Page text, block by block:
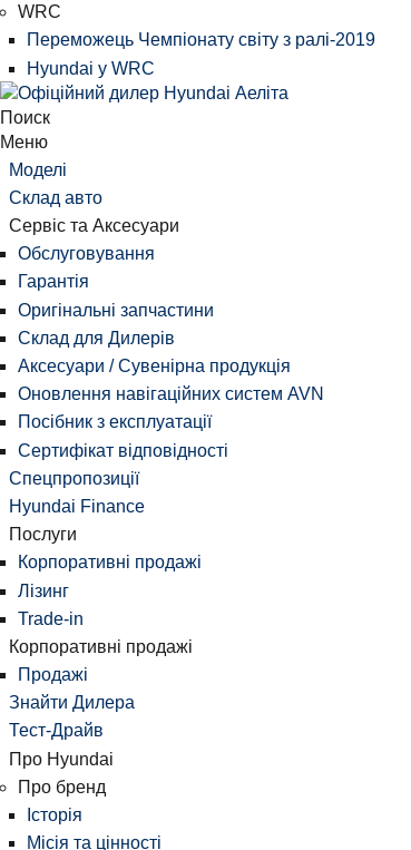
WRC
Переможець Чемпіонату світу з ралі-2019
Hyundai у WRC
Поиск
Меню
Моделі
Склад авто
Сервіс та Аксесуари
Обслуговування
Гарантія
Оригінальні запчастини
Склад для Дилерів
Аксесуари / Сувенірна продукція
Оновлення навігаційних систем AVN
Посібник з експлуатації
Сертифікат відповідності
Спецпропозиції
Hyundai Finance
Послуги
Корпоративні продажі
Лізинг
Trade-in
Корпоративні продажі
Продажі
Знайти Дилера
Тест-Драйв
Про Hyundai
Про бренд
Історія
Місія та цінності